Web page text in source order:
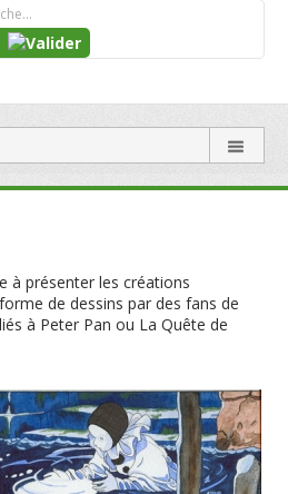
à présenter les créations
de dessins par des fans de
à Peter Pan ou La Quête de